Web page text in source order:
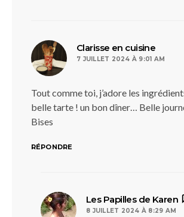
Clarisse en cuisine
7 JUILLET 2024 À 9:01 AM
Tout comme toi, j’adore les
belle tarte ! un bon dîner… Belle
Bises
RÉPONDRE
Les Papilles de Karen
8 JUILLET 2024 À 8:29 AM